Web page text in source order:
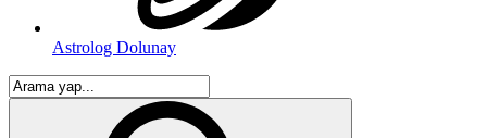
Astrolog Dolunay